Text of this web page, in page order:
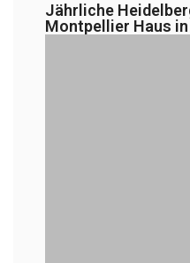
Jährliche
Montpellier Haus